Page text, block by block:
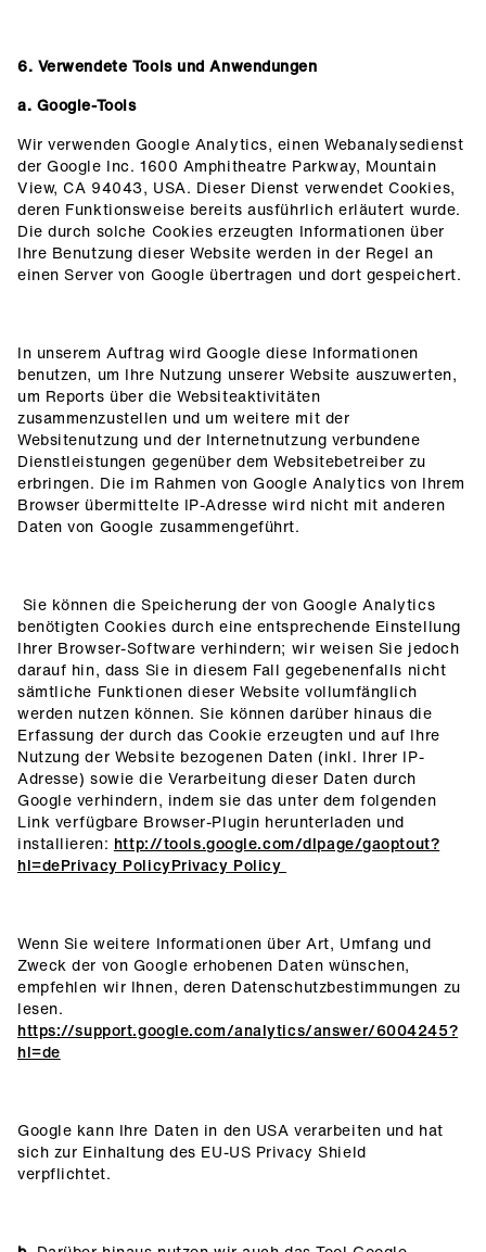
6. Verwendete Tools und Anwendungen
a. Google-Tools
Wir verwenden Google Analytics, einen Webanalysedienst
der Google Inc. 1600 Amphitheatre Parkway, Mountain
View, CA 94043, USA. Dieser Dienst verwendet Cookies,
deren Funktionsweise bereits ausführlich erläutert wurde.
Die durch solche Cookies erzeugten Informationen über
Ihre Benutzung dieser Website werden in der Regel an
einen Server von Google übertragen und dort gespeichert.
In unserem Auftrag wird Google diese Informationen
benutzen, um Ihre Nutzung unserer Website auszuwerten,
um Reports über die Websiteaktivitäten
zusammenzustellen und um weitere mit der
Websitenutzung und der Internetnutzung verbundene
Dienstleistungen gegenüber dem Websitebetreiber zu
erbringen. Die im Rahmen von Google Analytics von Ihrem
Browser übermittelte IP-Adresse wird nicht mit anderen
Daten von Google zusammengeführt.
Sie können die Speicherung der von Google Analytics
benötigten Cookies durch eine entsprechende Einstellung
Ihrer Browser-Software verhindern; wir weisen Sie jedoch
darauf hin, dass Sie in diesem Fall gegebenenfalls nicht
sämtliche Funktionen dieser Website vollumfänglich
werden nutzen können. Sie können darüber hinaus die
Erfassung der durch das Cookie erzeugten und auf Ihre
Nutzung der Website bezogenen Daten (inkl. Ihrer IP-
Adresse) sowie die Verarbeitung dieser Daten durch
Google verhindern, indem sie das unter dem folgenden
Link verfügbare Browser-Plugin herunterladen und
installieren: http://tools.google.com/dlpage/gaoptout?
hl=dePrivacy PolicyPrivacy Policy
Wenn Sie weitere Informationen über Art, Umfang und
Zweck der von Google erhobenen Daten wünschen,
empfehlen wir Ihnen, deren Datenschutzbestimmungen zu
lesen.
https://support.google.com/analytics/answer/6004245?
hl=de
Google kann Ihre Daten in den USA verarbeiten und hat
sich zur Einhaltung des EU-US Privacy Shield
verpflichtet.